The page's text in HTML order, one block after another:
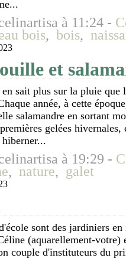
à 11:24 -
bois, bois,
et
sait plus sur la pluie que
année, à cette
salamandre en sortant
gelées hivernales,
à 19:29 -
, nature, galet
sont des jardiniers
(aquarellement-votre)
couple d'instituteurs du